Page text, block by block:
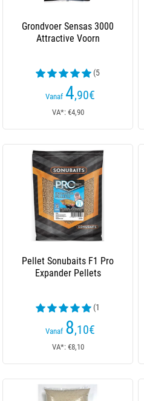
Grondvoer Sensas 3000
Attractive Voorn
(5
beoordelingen)
Vanaf 4,90€
VA*: €4,90
Pellet Sonubaits F1 Pro
Expander Pellets
(1
beoordelingen)
Vanaf 8,10€
VA*: €8,10